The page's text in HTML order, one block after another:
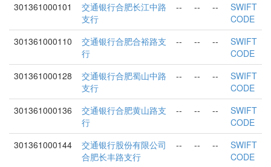
301361000101
交通银行合肥长江中路
支行
-- -- --
SWIFT
CODE
301361000110
交通银行合肥合裕路支
行
-- -- --
SWIFT
CODE
301361000128
交通银行合肥蜀山中路
支行
-- -- --
SWIFT
CODE
301361000136
交通银行合肥黄山路支
行
-- -- --
SWIFT
CODE
301361000144
交通银行股份有限公司
合肥长丰路支行
-- -- --
SWIFT
CODE